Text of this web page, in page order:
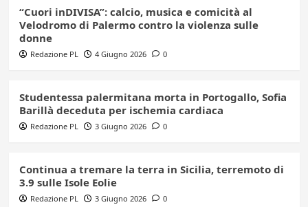
“Cuori inDIVISA”: calcio, musica e comicità al
Velodromo di Palermo contro la violenza sulle
donne
Redazione PL 4 Giugno 2026 0
Studentessa palermitana morta in Portogallo, Sofia
Barillà deceduta per ischemia cardiaca
Redazione PL 3 Giugno 2026 0
Continua a tremare la terra in Sicilia, terremoto di
3.9 sulle Isole Eolie
Redazione PL 3 Giugno 2026 0